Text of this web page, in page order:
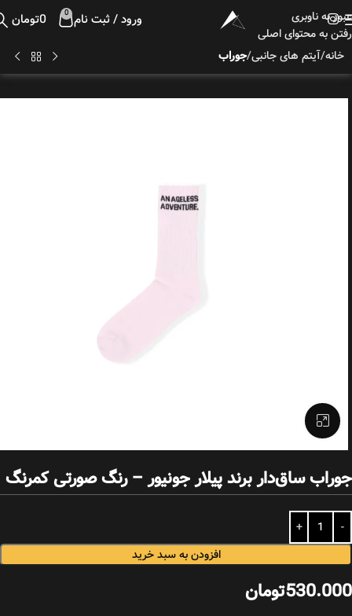
عبور به ناوبری
رفتن به محتوای اصلی
ورود / ثبت نام 0
0تومان
خانه آیتم های جانبی جوراب
بزرگنمایی تصویر
جوراب ساق‌دار برند پیلار جونیور – رنگ صورتی کمرنگ
افزودن به سبد خرید
530.000تومان